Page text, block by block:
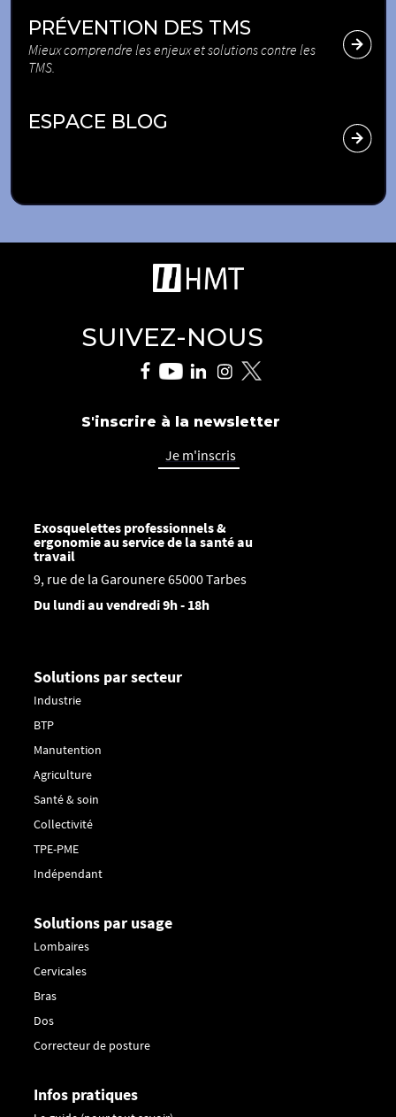
PRÉVENTION DES TMS
Mieux comprendre les enjeux et solutions contre les
TMS.
ESPACE BLOG
SUIVEZ-NOUS
S'inscrire à la newsletter
Je m'inscris
Exosquelettes professionnels &
ergonomie au service de la santé au
travail
9, rue de la Garounere 65000 Tarbes
Du lundi au vendredi 9h - 18h
Solutions par secteur
Industrie
BTP
Manutention
Agriculture
Santé & soin
Collectivité
TPE-PME
Indépendant
Solutions par usage
Lombaires
Cervicales
Bras
Dos
Correcteur de posture
Infos pratiques